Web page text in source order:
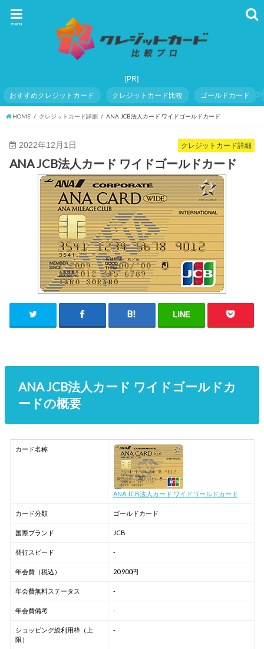
menu
おすすめクレジットカード クレジットカード比較 ゴールドカード
HOME クレジットカード詳細 ANA JCB法人カード ワイドゴールドカード
クレジットカード詳細
2022年12月1日
ANA JCB法人カード ワイドゴールドカード
LINE
ANA JCB法人カード ワイドゴールドカ
ードの概要
カード名称
ANA JCB法人カード ワイドゴールドカード
カード分類 ゴールドカード
国際ブランド JCB
発行スピード -
年会費（税込） 20,900円
年会費無料ステータス -
年会費備考 -
ショッピング総利用枠（上
限）
-